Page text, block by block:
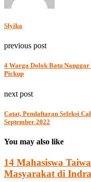
Slyika
previous post
4 Warga Dolok Batu
Pickup
next post
Catat, Pendaftaran Seleksi
September 2022
You may also like
14 Mahasiswa
Masyarakat di